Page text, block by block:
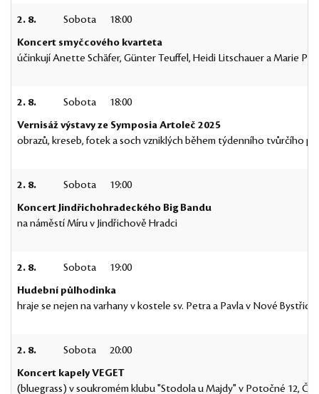
2. 8. Sobota
18:00
Koncert smyčcového kvarteta
účinkují Anette Schäfer, Günter Teuffel, Heidi Litschauer a Marie
2. 8. Sobota
18:00
Vernisáž výstavy ze Symposia Artoleč 2025
obrazů, kreseb, fotek a soch vzniklých během týdenního tvůrčího
2. 8. Sobota
19:00
Koncert Jindřichohradeckého Big Bandu
na náměstí Míru v Jindřichově Hradci
2. 8. Sobota
19:00
Hudební půlhodinka
hraje se nejen na varhany v kostele sv. Petra a Pavla v Nové Bystřici
2. 8. Sobota
20:00
Koncert kapely VEGET
(bluegrass) v soukromém klubu "Stodola u Majdy" v Potočné 12,